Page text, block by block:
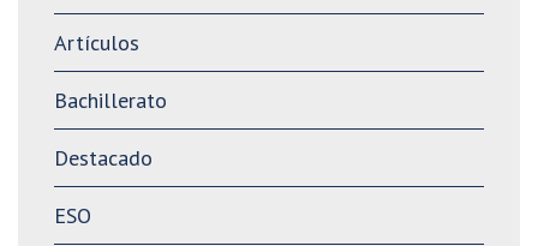
Artículos
Bachillerato
Destacado
ESO